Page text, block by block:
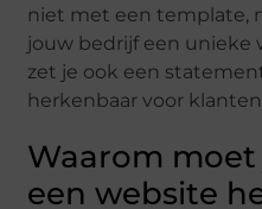
niet met een template,
jouw bedrijf een unieke
zet je ook een
herkenbaar voor
Waarom moet
een website